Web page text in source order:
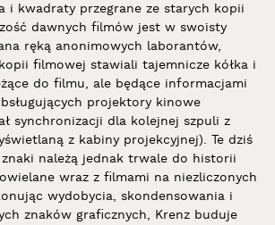
i kwadraty przegrane ze starych kopii
dawnych filmów jest w swoisty
ręką anonimowych laborantów,
filmowej stawiali tajemnicze kółka i
do filmu, ale będące informacjami
projektory kinowe
synchronizacji dla kolejnej szpuli z
z kabiny projekcyjnej). Te dziś
należą jednak trwale do historii
wraz z filmami na niezliczonych
wydobycia, skondensowania i
znaków graficznych, Krenz buduje